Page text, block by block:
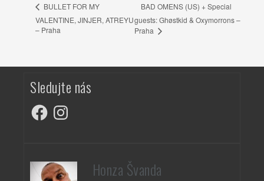
BULLET FOR MY
VALENTINE, JINJER, ATREYU
– Praha
BAD OMENS (US) + Special
guests: Ghøstkid & Oxymorrons –
Praha
Sledujte nás
FacebookInstagram
Honza Švanda